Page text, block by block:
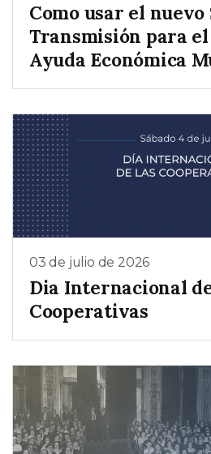
Como usar el nuevo
Transmisión para
Ayuda Económica
03 de julio de 2026
Dia Internacional
Cooperativas